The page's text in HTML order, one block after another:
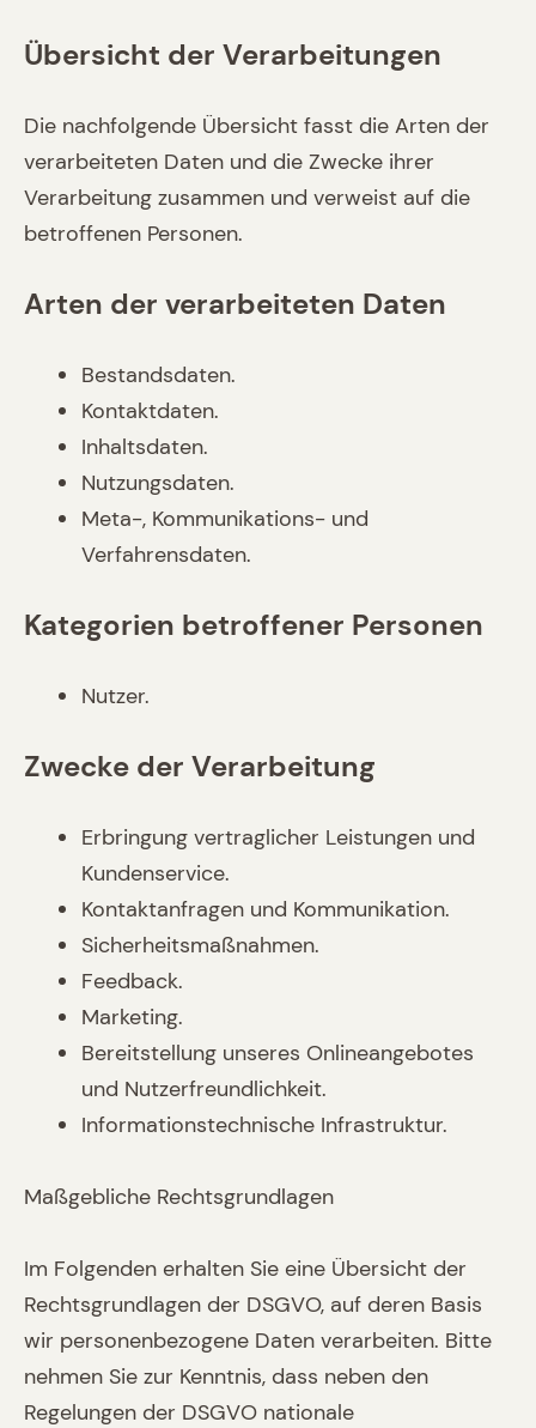
Übersicht der Verarbeitungen
Die nachfolgende Übersicht fasst die Arten der
verarbeiteten Daten und die Zwecke ihrer
Verarbeitung zusammen und verweist auf die
betroffenen Personen.
Arten der verarbeiteten Daten
Bestandsdaten.
Kontaktdaten.
Inhaltsdaten.
Nutzungsdaten.
Meta-, Kommunikations- und
Verfahrensdaten.
Kategorien betroffener Personen
Nutzer.
Zwecke der Verarbeitung
Erbringung vertraglicher Leistungen und
Kundenservice.
Kontaktanfragen und Kommunikation.
Sicherheitsmaßnahmen.
Feedback.
Marketing.
Bereitstellung unseres Onlineangebotes
und Nutzerfreundlichkeit.
Informationstechnische Infrastruktur.
Maßgebliche Rechtsgrundlagen
Im Folgenden erhalten Sie eine Übersicht der
Rechtsgrundlagen der DSGVO, auf deren Basis
wir personenbezogene Daten verarbeiten. Bitte
nehmen Sie zur Kenntnis, dass neben den
Regelungen der DSGVO nationale